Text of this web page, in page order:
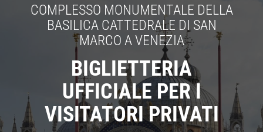
COMPLESSO MONUMENTALE DELLA
BASILICA CATTEDRALE DI SAN
MARCO A VENEZIA
BIGLIETTERIA
UFFICIALE PER I
VISITATORI PRIVATI